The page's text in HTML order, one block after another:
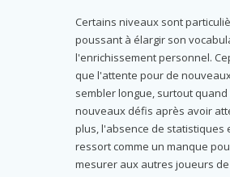
Certains niveaux sont
poussant à élargir son
l'enrichissement personnel.
que l'attente pour de
sembler longue, surtout
nouveaux défis après avoir
plus, l'absence de statistiques
ressort comme un manque
mesurer aux autres joueurs